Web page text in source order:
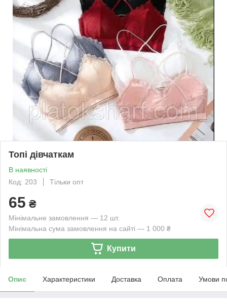
Топі дівчаткам
В наявності
Код: 203
Тільки опт
65 ₴
Мінімальне замовлення — 12 шт.
Мінімальна сума замовлення на сайті — 1 000 ₴
Купити
Опис Характеристики Доставка Оплата Умови